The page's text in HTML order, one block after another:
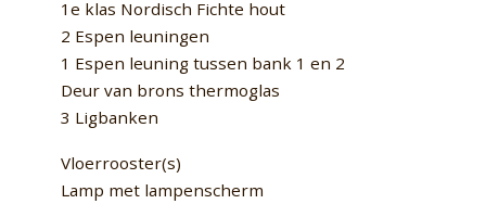
1e klas Nordisch Fichte hout
2 Espen leuningen
1 Espen leuning tussen bank 1 en 2
Deur van brons thermoglas
3 Ligbanken
Vloerrooster(s)
Lamp met lampenscherm